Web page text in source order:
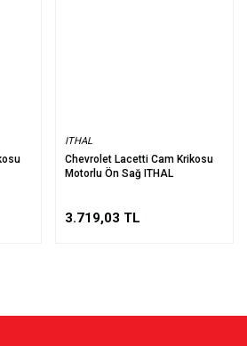
ITHAL
Chevrolet Lacetti Cam Krikosu
Motorlu Ön Sağ ITHAL
3.719,03 TL